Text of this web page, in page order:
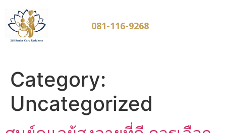
081-116-9268
Category:
Uncategorized